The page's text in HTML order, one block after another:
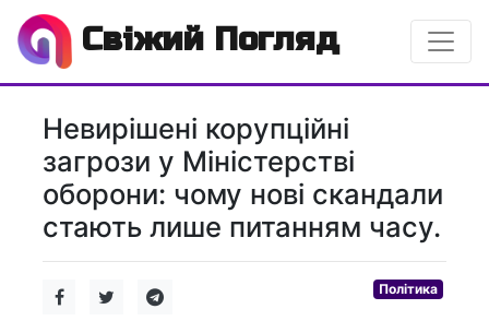
Свіжий Погляд
Невирішені корупційні
загрози у Міністерстві
оборони: чому нові скандали
стають лише питанням часу.
Політика